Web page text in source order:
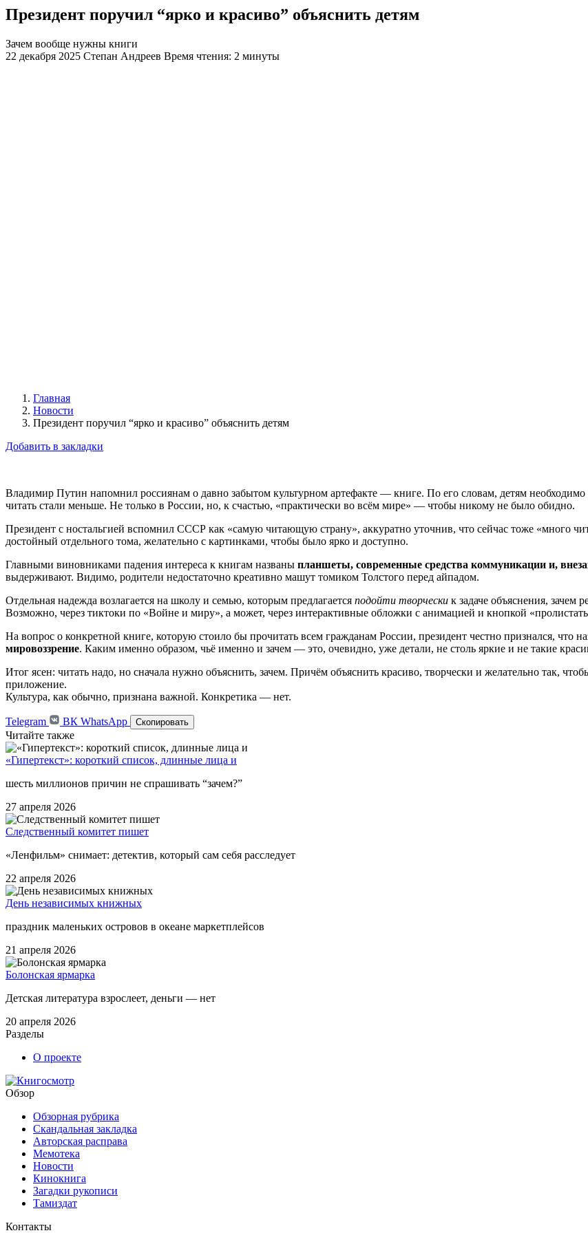
Президент поручил “ярко и красиво” объяснить детям
Зачем вообще нужны книги
22 декабря 2025 Степан Андреев Время чтения: 2 минуты
Главная
Новости
Президент поручил “ярко и красиво” объяснить детям
Добавить в закладки
Владимир Путин напомнил россиянам о давно забытом культурном артефакте — книге. По его словам, детям необходимо
читать стали меньше. Не только в России, но, к счастью, «практически во всём мире» — чтобы никому не было обидно.
Президент с ностальгией вспомнил СССР как «самую читающую страну», аккуратно уточнив, что сейчас тоже «много
достойный отдельного тома, желательно с картинками, чтобы было ярко и доступно.
Главными виновниками падения интереса к книгам названы планшеты, современные средства коммуникации и,
выдерживают. Видимо, родители недостаточно креативно машут томиком Толстого перед айпадом.
Отдельная надежда возлагается на школу и семью, которым предлагается подойти творчески к задаче объяснения,
Возможно, через тиктоки по «Войне и миру», а может, через интерактивные обложки с анимацией и кнопкой
На вопрос о конкретной книге, которую стоило бы прочитать всем гражданам России, президент честно признался, что
мировоззрение. Каким именно образом, чьё именно и зачем — это, очевидно, уже детали, не столь яркие и не такие
Итог ясен: читать надо, но сначала нужно объяснить, зачем. Причём объяснить красиво, творчески и желательно так,
приложение.
Культура, как обычно, признана важной. Конкретика — нет.
Telegram ВК WhatsApp Скопировать
Читайте также
«Гипертекст»: короткий список, длинные лица и
шесть миллионов причин не спрашивать “зачем?”
27 апреля 2026
Следственный комитет пишет
«Ленфильм» снимает: детектив, который сам себя расследует
22 апреля 2026
День независимых книжных
праздник маленьких островов в океане маркетплейсов
21 апреля 2026
Болонская ярмарка
Детская литература взрослеет, деньги — нет
20 апреля 2026
Разделы
О проекте
Обзор
Обзорная рубрика
Скандальная закладка
Авторская расправа
Мемотека
Новости
Кинокнига
Загадки рукописи
Тамиздат
Контакты